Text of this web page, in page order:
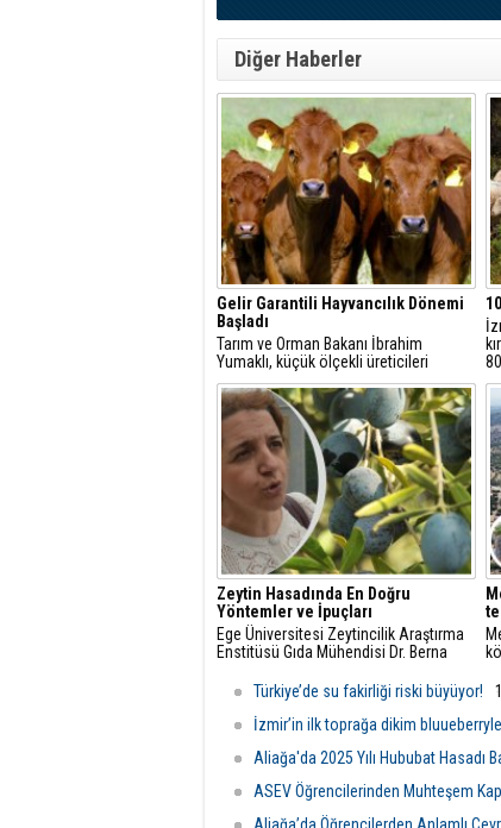
Diğer Haberler
Gelir Garantili Hayvancılık Dönemi
Başladı
Tarım ve Orman Bakanı İbrahim
Yumaklı, küçük ölçekli üreticileri
desteklemek amacıyla "Gelir Garantili
Besicilik Projesi"ni hayata
geçirdiklerini açıkladı.
Zeytin Hasadında En Doğru
Yöntemler ve İpuçları
Ege Üniversitesi Zeytincilik Araştırma
Enstitüsü Gıda Mühendisi Dr. Berna
edilmesi gereken en önemli noktalara
dair açıklamalarda bulundu.
Türkiye’de su fakirliği riski büyüyor!
İzmir’in ilk toprağa dikim
Aliağa'da 2025 Yılı Hububat Hasadı
ASEV Öğrencilerinden Muhteşem